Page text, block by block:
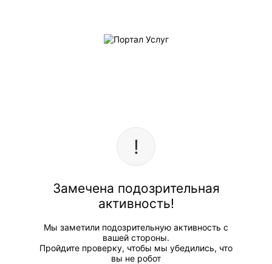
Замечена подозрительная
активность!
Мы заметили подозрительную активность с
вашей стороны.
Пройдите проверку, чтобы мы убедились, что
вы не робот